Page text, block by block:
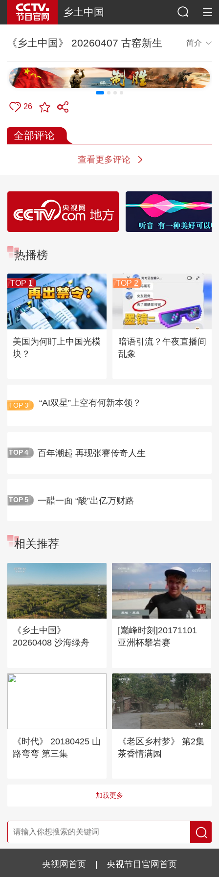
乡土中国
《乡土中国》 20260407 古窑新生 简介
26
全部评论
查看更多评论
热播榜
TOP 1
美国为何盯上中国光模
块？
TOP 2
暗语引流？午夜直播间
乱象
TOP 3 “AI双星”上空有何新本领？
TOP 4 百年潮起 再现张謇传奇人生
TOP 5 一醋一面 “酸”出亿万财路
相关推荐
《乡土中国》
20260408 沙海绿舟
[巅峰时刻]20171101
亚洲杯攀岩赛
《时代》 20180425 山
路弯弯 第三集
《老区乡村梦》 第2集
茶香情满园
加载更多
央视网首页 | 央视节目官网首页